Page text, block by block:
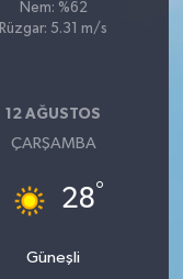
Nem: %62
Rüzgar: 5.31 m/s
12 AĞUSTOS
ÇARŞAMBA
28°
Güneşli